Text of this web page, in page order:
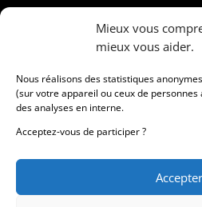
Mieux vous
mieux vous aider.
Nous réalisons des statistiques
(sur votre appareil ou ceux de
des analyses en interne.
Acceptez-vous de participer ?
Accepter
Coordonnées